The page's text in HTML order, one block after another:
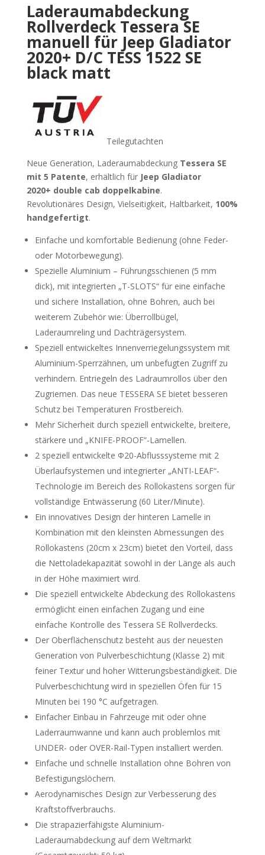
Laderaumabdeckung
Rollverdeck Tessera SE
manuell für Jeep Gladiator
2020+ D/C TESS 1522 SE
black matt
Teilegutachten
Neue Generation, Laderaumabdeckung Tessera SE
mit 5 Patente, erhältlich für Jeep Gladiator
2020+ double cab doppelkabine.
Revolutionäres Design, Vielseitigkeit, Haltbarkeit, 100%
handgefertigt.
Einfache und komfortable Bedienung (ohne Feder-
oder Motorbewegung).
Spezielle Aluminium – Führungsschienen (5 mm
dick), mit integrierten „T-SLOTS“ für eine einfache
und sichere Installation, ohne Bohren, auch bei
weiterem Zubehör wie: Überrollbügel,
Laderaumreling und Dachträgersystem.
Speziell entwickeltes Innenverriegelungssystem mit
Aluminium-Sperrzähnen, um unbefugten Zugriff zu
verhindern. Entriegeln des Ladraumrollos über den
Zugriemen. Das neue TESSERA SE bietet besseren
Schutz bei Temperaturen Frostbereich.
Mehr Sicherheit durch speziell entwickelte, breitere,
stärkere und „KNIFE-PROOF“-Lamellen.
2 speziell entwickelte Φ20-Abflusssysteme mit 2
Überlaufsystemen und integrierter „ANTI-LEAF“-
Technologie im Bereich des Rollokastens sorgen für
vollständige Entwässerung (60 Liter/Minute).
Ein innovatives Design der hinteren Lamelle in
Kombination mit den kleinsten Abmessungen des
Rollokastens (20cm x 23cm) bietet den Vorteil, dass
die Nettoladekapazität sowohl in der Länge als auch
in der Höhe maximiert wird.
Die speziell entwickelte Abdeckung des Rollokastens
ermöglicht einen einfachen Zugang und eine
einfache Kontrolle des Tessera SE Rollverdecks.
Der Oberflächenschutz besteht aus der neuesten
Generation von Pulverbeschichtung (Klasse 2) mit
feiner Textur und hoher Witterungsbeständigkeit. Die
Pulverbeschichtung wird in speziellen Öfen für 15
Minuten bei 190 °C aufgetragen.
Einfacher Einbau in Fahrzeuge mit oder ohne
Laderraumwanne und kann auch problemlos mit
UNDER- oder OVER-Rail-Typen installiert werden.
Einfache und schnelle Installation ohne Bohren von
Befestigungslöchern.
Aerodynamisches Design zur Verbesserung des
Kraftstoffverbrauchs.
Die strapazierfähigste Aluminium-
Laderaumabdeckung auf dem Weltmarkt